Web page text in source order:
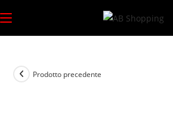
al
contenuto
Prodotto precedente